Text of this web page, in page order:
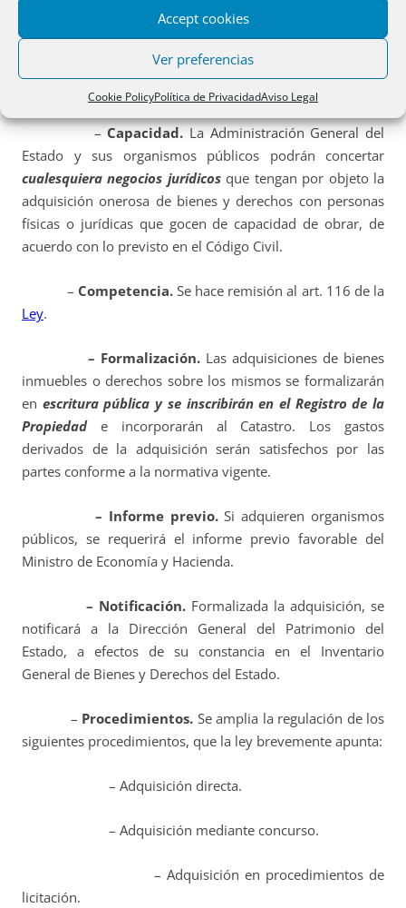
Accept cookies
Ver preferencias
Cookie PolicyPolítica de PrivacidadAviso Legal
Adquisiciones onerosas. Arts. 22 al 36.
–Capacidad.La Administración General del
Estado y sus organismos públicos podrán concertar
cualesquiera negocios jurídicosque tengan por objeto la
adquisición onerosa de bienes y derechos con personas
físicas o jurídicas que gocen de capacidad de obrar, de
acuerdo con lo previsto en el Código Civil.
– Competencia.Se hace remisión al art. 116 de la
Ley.
– Formalización.Las adquisiciones de bienes
inmuebles o derechos sobre los mismos se formalizarán
en escritura pública y se inscribirán en el Registro de la
Propiedade incorporarán al Catastro. Los gastos
derivados de la adquisición serán satisfechos por las
partes conforme a la normativa vigente.
– Informe previo.Si adquieren organismos
públicos, se requerirá el informe previo favorable del
Ministro de Economía y Hacienda.
– Notificación. Formalizada la adquisición, se
notificará a la Dirección General del Patrimonio del
Estado, a efectos de su constancia en el Inventario
General de Bienes y Derechos del Estado.
– Procedimientos. Se amplia la regulación de los
siguientes procedimientos, que la ley brevemente apunta:
– Adquisición directa.
– Adquisición mediante concurso.
– Adquisición en procedimientos de
licitación.